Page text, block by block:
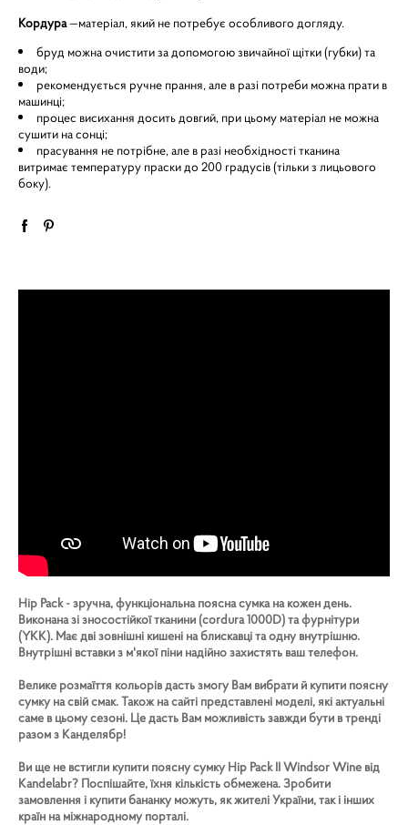
Кордура—матеріал, який не потребує особливого догляду.
бруд можна очистити за допомогою звичайної щітки (губки) та
води;
рекомендується ручне прання, але в разі потреби можна прати в
машинці;
процес висихання досить довгий, при цьому матеріал не можна
сушити на сонці;
прасування не потрібне, але в разі необхідності тканина
витримає температуру праски до 200 градусів (тільки з лицьового
боку).
Hip Pack - зручна, функціональна поясна сумка на кожен день.
Виконана зі зносостійкої тканини (cordura 1000D) та фурнітури
(YKK). Має дві зовнішні кишені на блискавці та одну внутрішню.
Внутрішні вставки з м'якої піни надійно захистять ваш телефон.
Велике розмаїття кольорів дасть змогу Вам вибрати й купити поясну
сумку на свій смак. Також на сайті представлені моделі, які актуальні
саме в цьому сезоні. Це дасть Вам можливість завжди бути в тренді
разом з Канделябр!
Ви ще не встигли купити поясну сумку Hip Pack II Windsor Wine від
Kandelabr? Поспішайте, їхня кількість обмежена. Зробити
замовлення і купити бананку можуть, як жителі України, так і інших
країн на міжнародному порталі.